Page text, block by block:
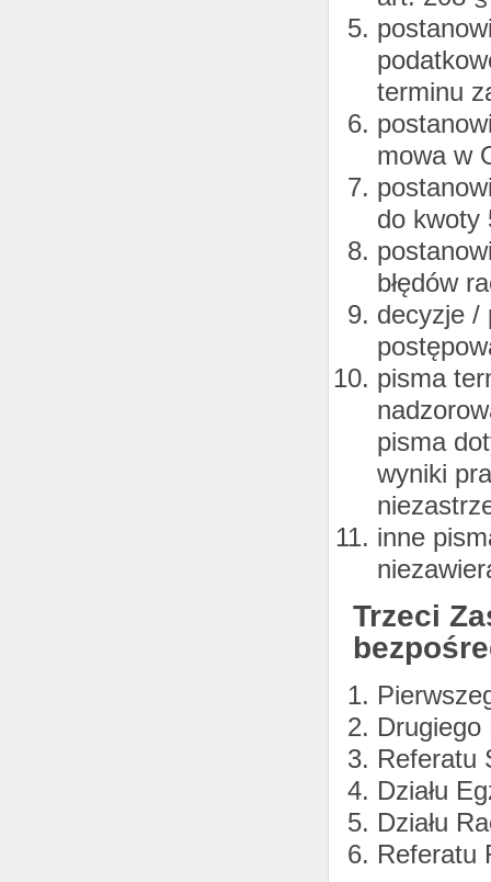
terminu
mowa w
do kwoty
błędów
decyzje /
pisma
pisma
wyniki
inne
Trzeci
Drugiego
Referatu
Działu
Działu
Referatu